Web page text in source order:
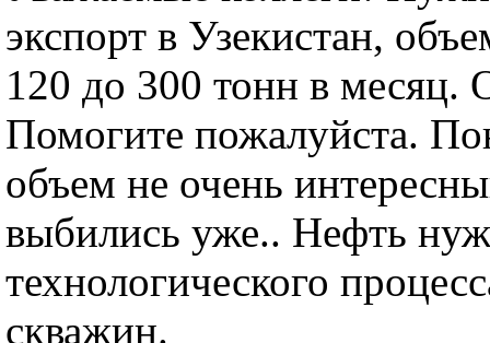
экспорт в Узекистан,
120 до 300 тонн в месяц.
Помогите пожалуйста.
объем не очень
выбились уже.. Нефть
технологического
скважин.